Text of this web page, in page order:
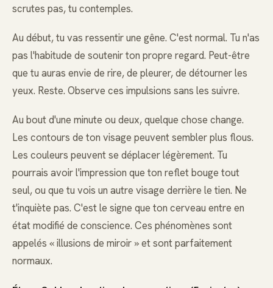
scrutes pas, tu contemples.
Au début, tu vas ressentir une gêne. C'est normal. Tu n'as
pas l'habitude de soutenir ton propre regard. Peut-être
que tu auras envie de rire, de pleurer, de détourner les
yeux. Reste. Observe ces impulsions sans les suivre.
Au bout d'une minute ou deux, quelque chose change.
Les contours de ton visage peuvent sembler plus flous.
Les couleurs peuvent se déplacer légèrement. Tu
pourrais avoir l'impression que ton reflet bouge tout
seul, ou que tu vois un autre visage derrière le tien. Ne
t'inquiète pas. C'est le signe que ton cerveau entre en
état modifié de conscience. Ces phénomènes sont
appelés « illusions de miroir » et sont parfaitement
normaux.